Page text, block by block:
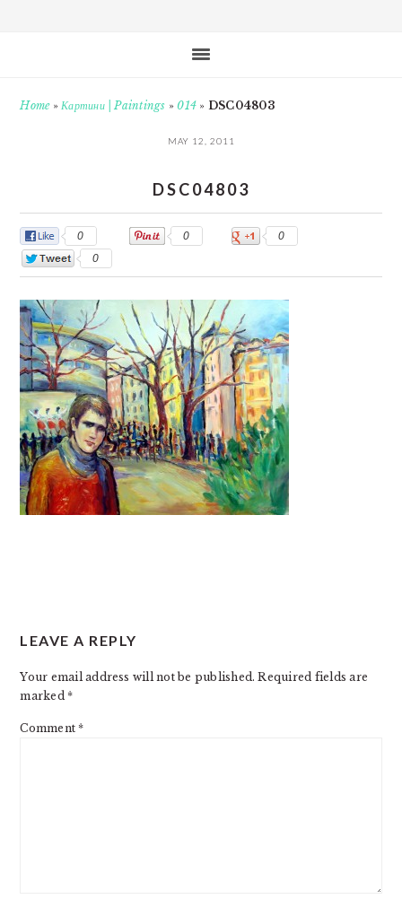
Home»Картини | Paintings »014 » DSC04803
MAY 12, 2011
DSC04803
0 0
0
0
INTERACTIONS
LEAVE A REPLY
Your email address will not be published. Required fields are
marked*
Comment*